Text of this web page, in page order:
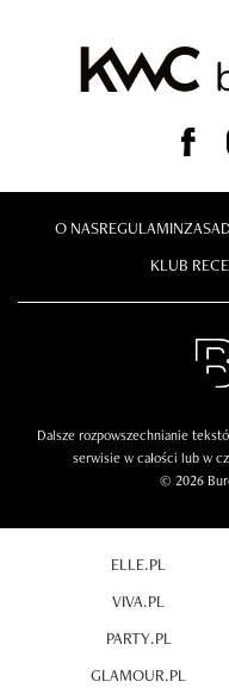
O NASREGULAMIN
KLUB
Dalsze rozpowszechnianie
serwisie w całości lub w
© 2026
ELLE.PL
VIVA.PL
PARTY.PL
GLAMOUR.PL